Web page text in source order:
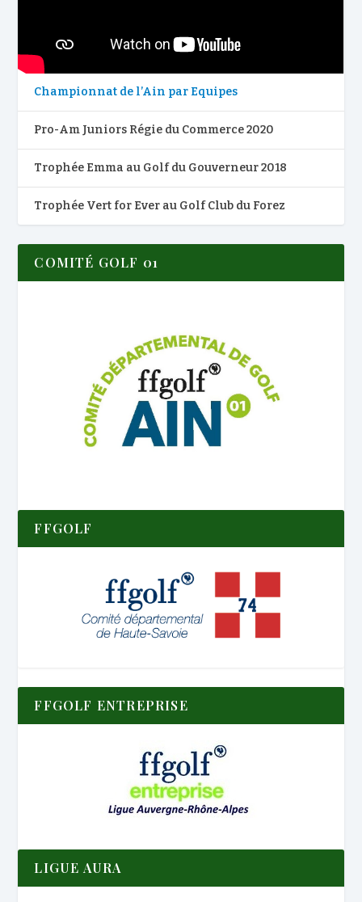
Championnat de l’Ain par Equipes
Pro-Am Juniors Régie du Commerce 2020
Trophée Emma au Golf du Gouverneur 2018
Trophée Vert for Ever au Golf Club du Forez
COMITÉ GOLF 01
FFGOLF
FFGOLF ENTREPRISE
LIGUE AURA